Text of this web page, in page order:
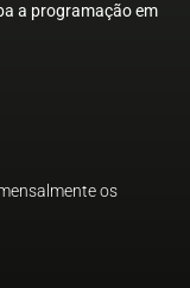
a programação em
os